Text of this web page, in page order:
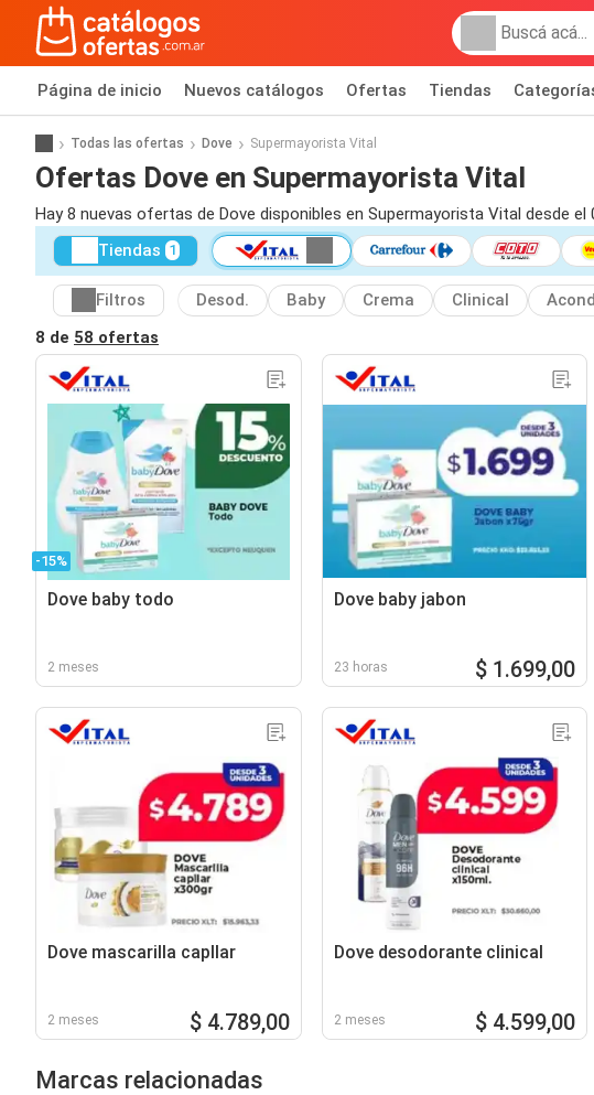
Página de inicio Nuevos catálogos Ofertas Tiendas
Todas las ofertas Dove Supermayorista Vital
Ofertas Dove en Supermayorista Vital
Hay 8 nuevas ofertas de Dove disponibles en Supermayorista Vital desde el
Tiendas 1
Filtros Desod. Baby Crema Clinical
8 de 58 ofertas
-15%
Dove baby todo
2 meses
Dove baby jabon
23 horas $ 1.699,00
Dove mascarilla capllar
2 meses $ 4.789,00
Dove desodorante clinical
2 meses $ 4.599,00
Marcas relacionadas